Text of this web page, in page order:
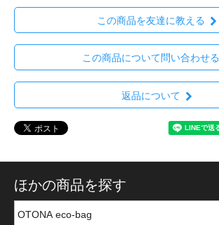
この商品を友達に教える
この商品について問い合わせる
返品について
ほかの商品を探す